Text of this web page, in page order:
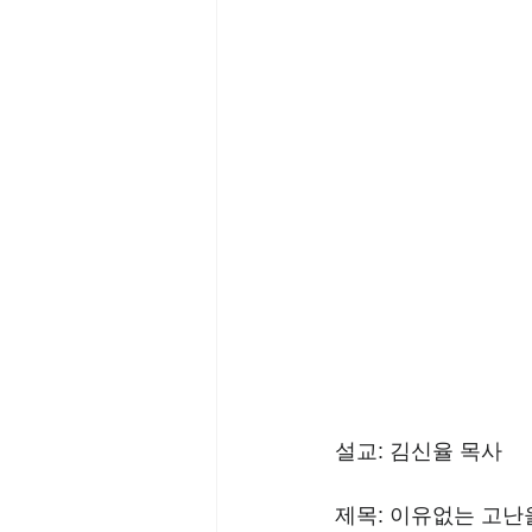
설교: 김신율 목사
제목: 이유없는 고난